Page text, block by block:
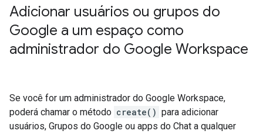
Adicionar usuários ou grupos do
Google a um espaço como
administrador do Google Workspace
Se você for um administrador do Google Workspace,
poderá chamar o método create() para adicionar
usuários, Grupos do Google ou apps do Chat a qualquer